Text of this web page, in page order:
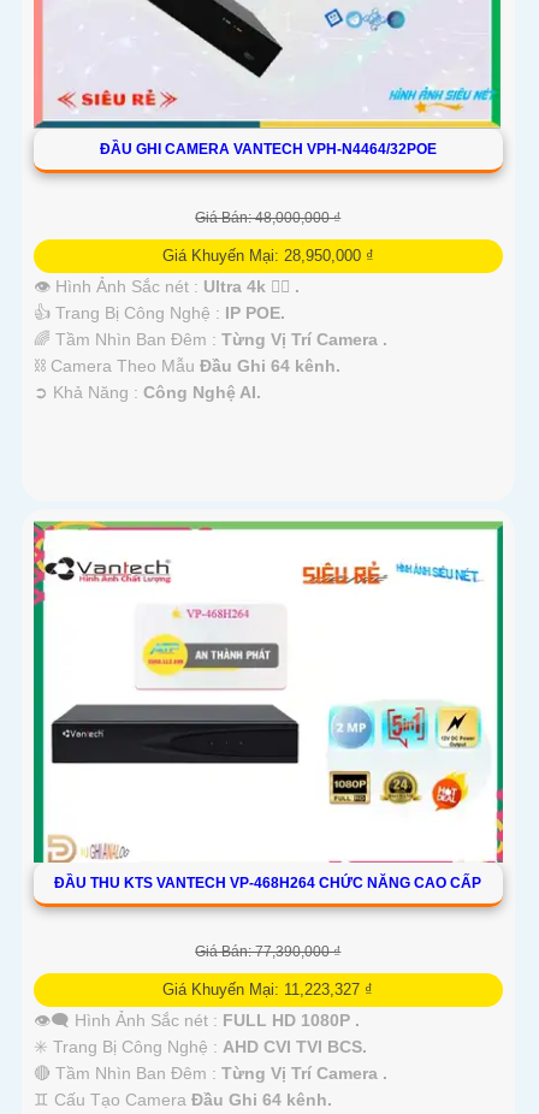
ĐẦU GHI CAMERA VANTECH VPH-N4464/32POE
Giá Bán: 48,000,000 ₫
Giá Khuyến Mại: 28,950,000 ₫
👁 Hình Ảnh Sắc nét : Ultra 4k 👍🏾 .
👍 Trang Bị Công Nghệ : IP POE.
🌈 Tầm Nhìn Ban Đêm : Từng Vị Trí Camera .
⛓ Camera Theo Mẫu Đầu Ghi 64 kênh.
️➲ Khả Năng : Công Nghệ AI.
ĐẦU THU KTS VANTECH VP-468H264 CHỨC NĂNG CAO CẤP
Giá Bán: 77,390,000 ₫
Giá Khuyến Mại: 11,223,327 ₫
👁️‍🗨 Hình Ảnh Sắc nét : FULL HD 1080P .
✳️ Trang Bị Công Nghệ : AHD CVI TVI BCS.
🔴 Tầm Nhìn Ban Đêm : Từng Vị Trí Camera .
♊ Cấu Tạo Camera Đầu Ghi 64 kênh.